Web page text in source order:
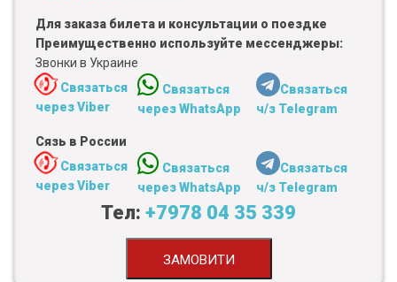
Для заказа билета и консультации о поездке
Преимущественно используйте мессенджеры:
Звонки в Украине
Связаться
через Viber
Связаться
через WhatsApp
Связаться
ч/з Telegram
Сязь в России
Связаться
через Viber
Связаться
через WhatsApp
Связаться
ч/з Telegram
Тел: +7978 04 35 339
ЗАМОВИТИ